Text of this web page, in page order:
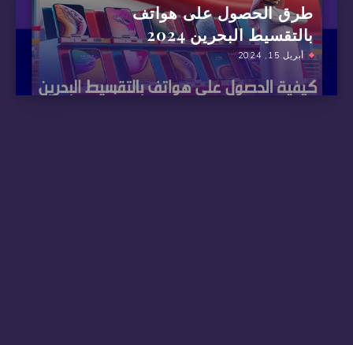
طرق الحصول على هواتف
بالتقسيط البحرين 2024
أبريل 15, 2024